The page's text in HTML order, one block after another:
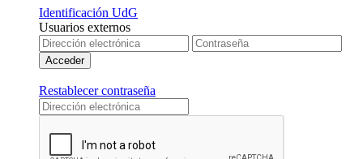
Identificación UdG
Usuarios externos
Restablecer contraseña